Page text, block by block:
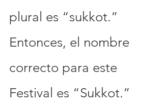
plural es “sukkot.”
Entonces, el nombre
correcto para este
Festival es “Sukkot.”